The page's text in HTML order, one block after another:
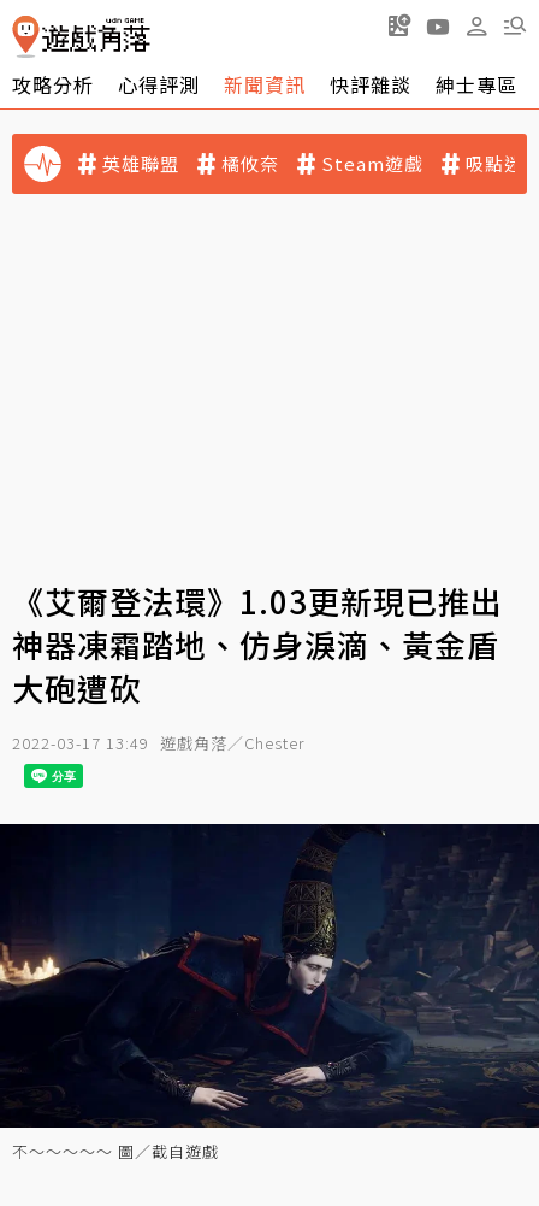
攻略分析 心得評測 新聞資訊 快評雜談 紳士專區
英雄聯盟 橘攸奈 Steam遊戲 吸點迷
《艾爾登法環》1.03更新現已推出
神器凍霜踏地、仿身淚滴、黃金盾
大砲遭砍
2022-03-17 13:49 遊戲角落／Chester
不～～～～～ 圖／截自遊戲